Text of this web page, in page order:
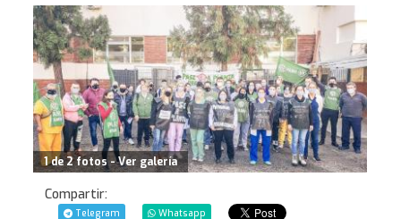
1 de 2 fotos - Ver galería
Compartir:
Telegram Whatsapp